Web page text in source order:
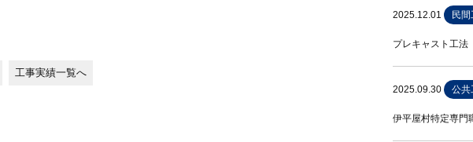
工事実績一覧へ
2025.12.01 民
プレキャスト工
2025.09.30 公共
伊平屋村特定専門